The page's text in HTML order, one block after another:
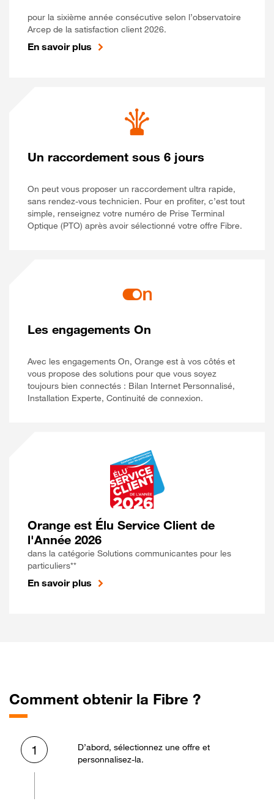
pour la sixième année consécutive selon l’observatoire
Arcep de la satisfaction client 2026.
En savoir plus
Un raccordement sous 6 jours
On peut vous proposer un raccordement ultra rapide,
sans rendez-vous technicien. Pour en profiter, c’est tout
simple, renseignez votre numéro de Prise Terminal
Optique (PTO) après avoir sélectionné votre offre Fibre.
Les engagements On
Avec les engagements On, Orange est à vos côtés et
vous propose des solutions pour que vous soyez
toujours bien connectés : Bilan Internet Personnalisé,
Installation Experte, Continuité de connexion.
Orange est Élu Service Client de
l'Année 2026
dans la catégorie Solutions communicantes pour les
particuliers**
En savoir plus
Comment obtenir la Fibre ?
1
D’abord, sélectionnez une offre et
personnalisez-la.